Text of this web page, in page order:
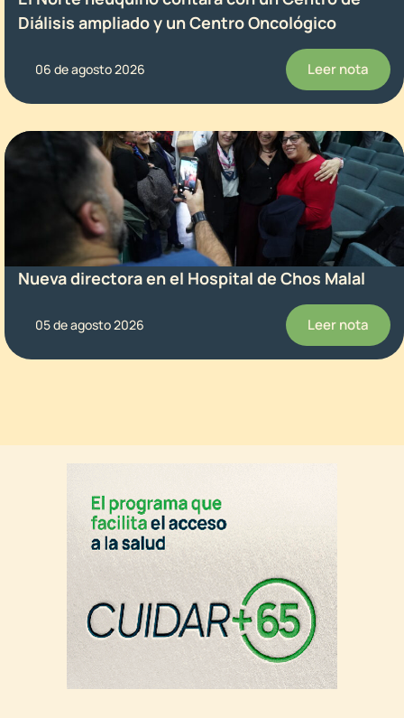
Diálisis ampliado y un Centro Oncológico
06 de agosto 2026 Leer nota
Nueva directora en el Hospital de Chos Malal
05 de agosto 2026 Leer nota